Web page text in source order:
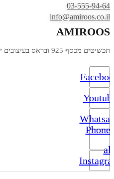
03-555-94-64
info@amiroos.co.il
AMIROOS
תכשיטים מכסף 925 ובראס בעיצובים ייחודיים, מעוצבים באהבה ובאיכות.
Phone-
alt